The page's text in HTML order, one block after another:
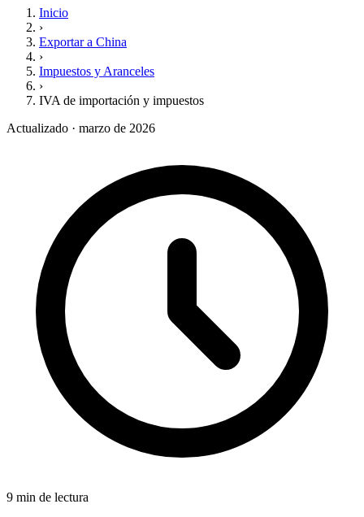
Inicio
›
Exportar a China
›
Impuestos y Aranceles
›
IVA de importación y impuestos
Actualizado · marzo de 2026
9 min de lectura